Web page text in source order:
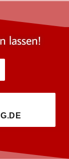
lassen!